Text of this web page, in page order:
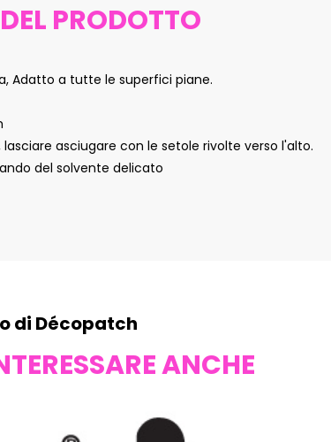
PRODOTTO
Adatto a tutte le superfici piane.
lasciare asciugare con le setole rivolte verso l'alto.
del solvente delicato
di Décopatch
ANCHE